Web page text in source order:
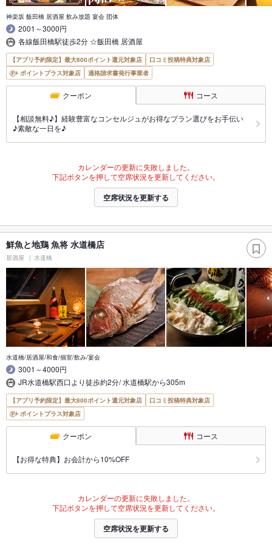
神楽坂 飯田橋 居酒屋 飲み放題 宴会 団体
2001～3000円
各線飯田橋駅徒歩2分 ☆飯田橋 居酒屋
【アプリ予約限定】最大800ポイント還元対象店
口コミ投稿特典対象店
ポイントプラス対象店
適格請求書発行事業者
クーポン コース
【相談無料♪】経験豊富なコンセルジュがお得なプラン選びをお手伝い
♪素敵な一日を♪
カレンダーの更新に失敗しました。
下記ボタンを押して空席状況を更新してください。
空席状況を更新する
鮮魚と地鶏 魚将 水道橋店
居酒屋 水道橋
水道橋/居酒屋/和食/個室/飲み/宴会
3001～4000円
JR水道橋駅西口より徒歩約2分/ 水道橋駅から305m
【アプリ予約限定】最大800ポイント還元対象店
口コミ投稿特典対象店
ポイントプラス対象店
クーポン コース
【お得な特典】お会計から10%OFF
カレンダーの更新に失敗しました。
下記ボタンを押して空席状況を更新してください。
空席状況を更新する